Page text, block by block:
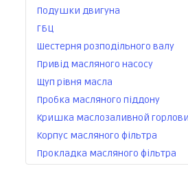
Подушки двигуна
ГБЦ
Шестерня розподільного валу
Привід масляного насосу
Щуп рівня масла
Пробка масляного піддону
Кришка маслозаливной
Корпус масляного фільтра
Прокладка масляного фільтра